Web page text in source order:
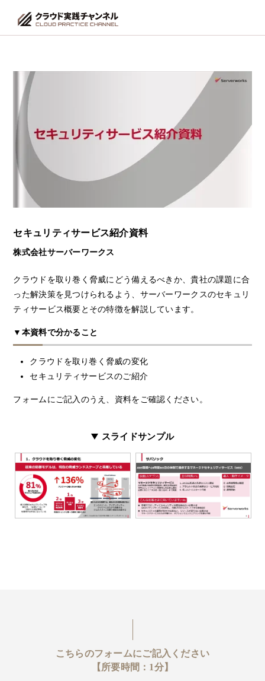
セキュリティサービス紹介資料
株式会社サーバーワークス
クラウドを取り巻く脅威にどう備えるべきか、貴社の課題に合
った解決策を見つけられるよう、サーバーワークスのセキュリ
ティサービス概要とその特徴を解説しています。
▼本資料で分かること
クラウドを取り巻く脅威の変化
セキュリティサービスのご紹介
フォームにご記入のうえ、資料をご確認ください。
スライドサンプル
こちらのフォームにご記入ください
【所要時間：1分】